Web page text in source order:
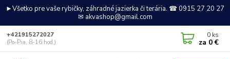
►Všetko pre vaše rybičky, záhradné jazierka či terária. ☎ 0915 27 20 27
✉ akvashop@gmail.com
+421915272027
(Po-Pia, 8-16 hod.)
0 ks
za 0 €